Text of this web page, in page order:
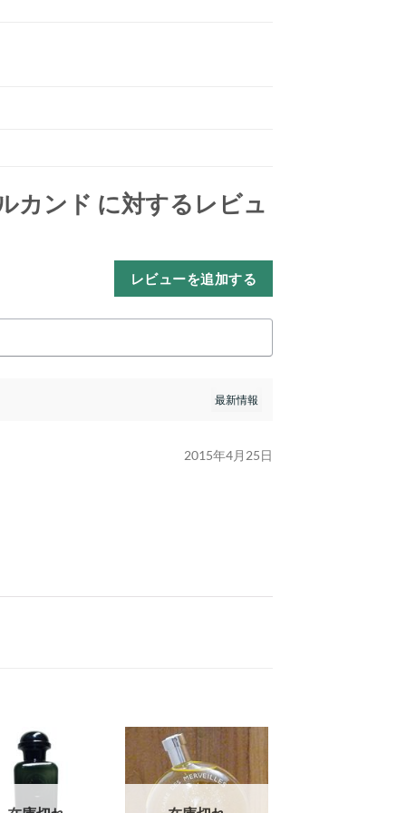
カンド に対するレビュ
レビューを追加する
2015年4月25日